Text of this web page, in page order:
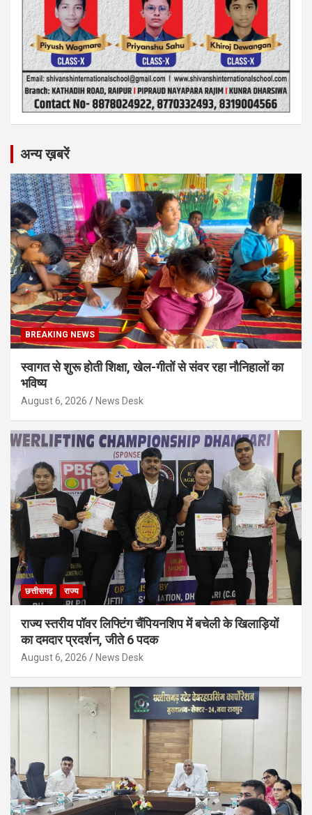
अन्य ख़बरें
BREAKING NEWS
स्वागत से शुरू होती शिक्षा, खेल-गीतों से संवर रहा नौनिहालों का
भविष्य
August 6, 2026 News Desk
छत्तीसगढ़ राज्य
राज्य स्तरीय पॉवर लिफ्टिंग चैंपियनशिप में बचेली के खिलाड़ियों
का दमदार प्रदर्शन, जीते 6 पदक
August 6, 2026 News Desk